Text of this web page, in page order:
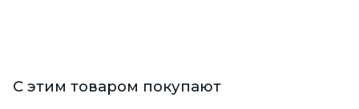
С этим товаром покупают